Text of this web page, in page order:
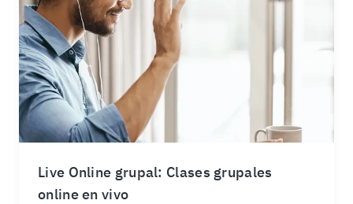
Live Online grupal: Clases grupales
online en vivo